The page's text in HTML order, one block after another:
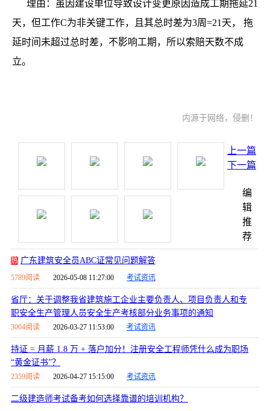
理由：虽因建设单位导致设计变更原因造成工期拖延21
天，但工作C为非关键工作，且其总时差为3周=21天，
拖
延时间未超过总时差，不影响工期，所以索赔天数不成
立。
内源于网络，侵删！
上一篇
下一篇
编
辑
推
荐
热 广东建筑安全员ABC证常见问题解答
5789阅读 2026-05-08 11:27:00 考试资讯
省厅：关于调整我省建筑施工企业主要负责人、项目负责人和专
职安全生产管理人员安全生产考核部分业务事项的通知
3004阅读 2026-03-27 11:53:00 考试资讯
持证 = 月薪 1.8 万 + 落户加分！注册安全工程师凭什么成为职场
“黄金证书”？
2359阅读 2026-04-27 15:15:00 考试资讯
二级建造师考试备考如何选择靠谱的培训机构？